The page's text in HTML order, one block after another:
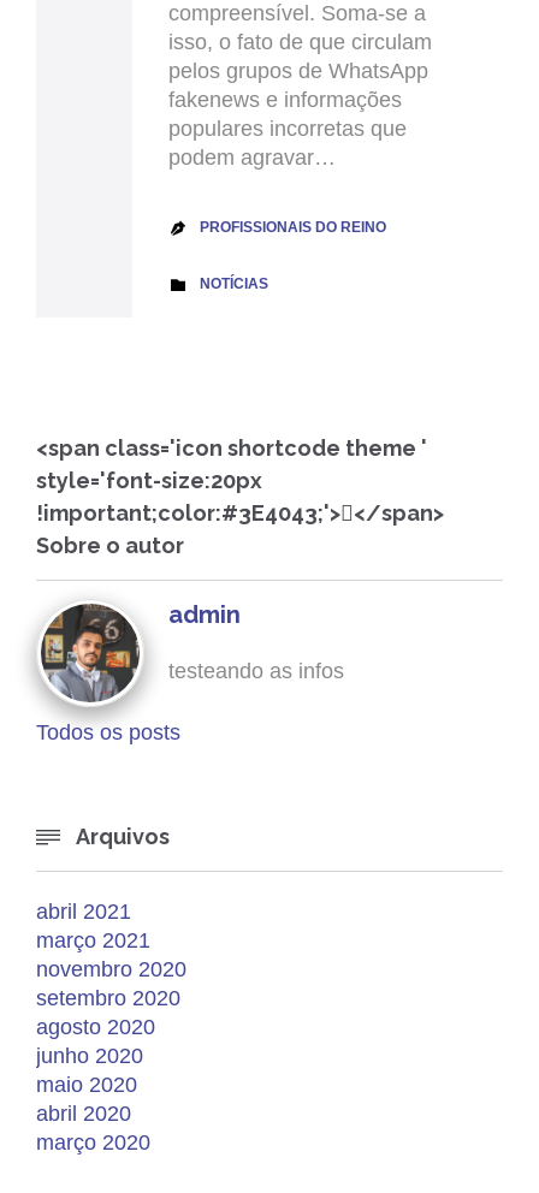
compreensível. Soma-se a
isso, o fato de que circulam
pelos grupos de WhatsApp
fakenews e informações
populares incorretas que
podem agravar…
 PROFISSIONAIS DO REINO
 CATEGORY
NOTÍCIAS
<span class='icon shortcode theme '
style='font-size:20px
!important;color:#3E4043;'></span>
Sobre o autor
admin
testeando as infos
Todos os posts
 Arquivos
abril 2021
março 2021
novembro 2020
setembro 2020
agosto 2020
junho 2020
maio 2020
abril 2020
março 2020